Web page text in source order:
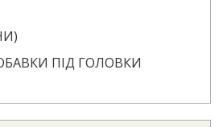
ПІД ГОЛОВКИ